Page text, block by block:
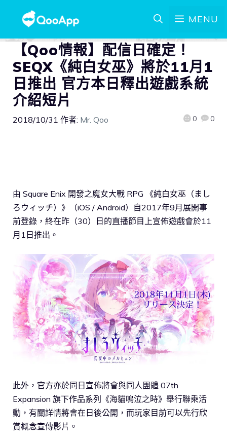
MENU
【Qoo情報】配信日確定！
SEQX《純白女巫》將於11月1
日推出 官方本日釋出遊戲系統
介紹短片
2018/10/31 作者: Mr. Qoo 0 0
由 Square Enix 開發之魔女大戰 RPG 《純白女巫（まし
ろウィッチ）》（iOS / Android）自2017年9月展開事
前登錄，終在昨（30）日的直播節目上宣佈遊戲會於11
月1日推出。
此外，官方亦於同日宣佈將會與同人團體 07th
Expansion 旗下作品系列《海貓鳴泣之時》舉行聯乘活
動，有關詳情將會在日後公開，而玩家目前可以先行欣
賞概念宣傳影片。